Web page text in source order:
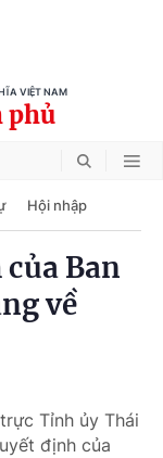
VIỆT NAM
phủ
Hội nhập
Ban
về
Tỉnh ủy Thái
định của